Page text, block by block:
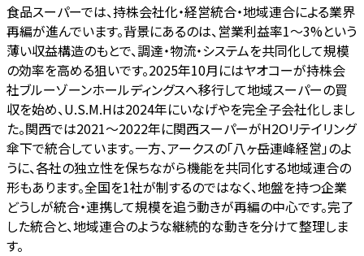
食品スーパーでは、持株会社化・経営統合・地域連合による業界
再編が進んでいます。背景にあるのは、営業利益率1〜3%という
薄い収益構造のもとで、調達・物流・システムを共同化して規模
の効率を高める狙いです。2025年10月にはヤオコーが持株会
社ブルーゾーンホールディングスへ移行して地域スーパーの買
収を始め、U.S.M.Hは2024年にいなげやを完全子会社化しまし
た。関西では2021〜2022年に関西スーパーがH2Oリテイリング
傘下で統合しています。一方、アークスの「八ヶ岳連峰経営」のよ
うに、各社の独立性を保ちながら機能を共同化する地域連合の
形もあります。全国を1社が制するのではなく、地盤を持つ企業
どうしが統合・連携して規模を追う動きが再編の中心です。完了
した統合と、地域連合のような継続的な動きを分けて整理しま
す。